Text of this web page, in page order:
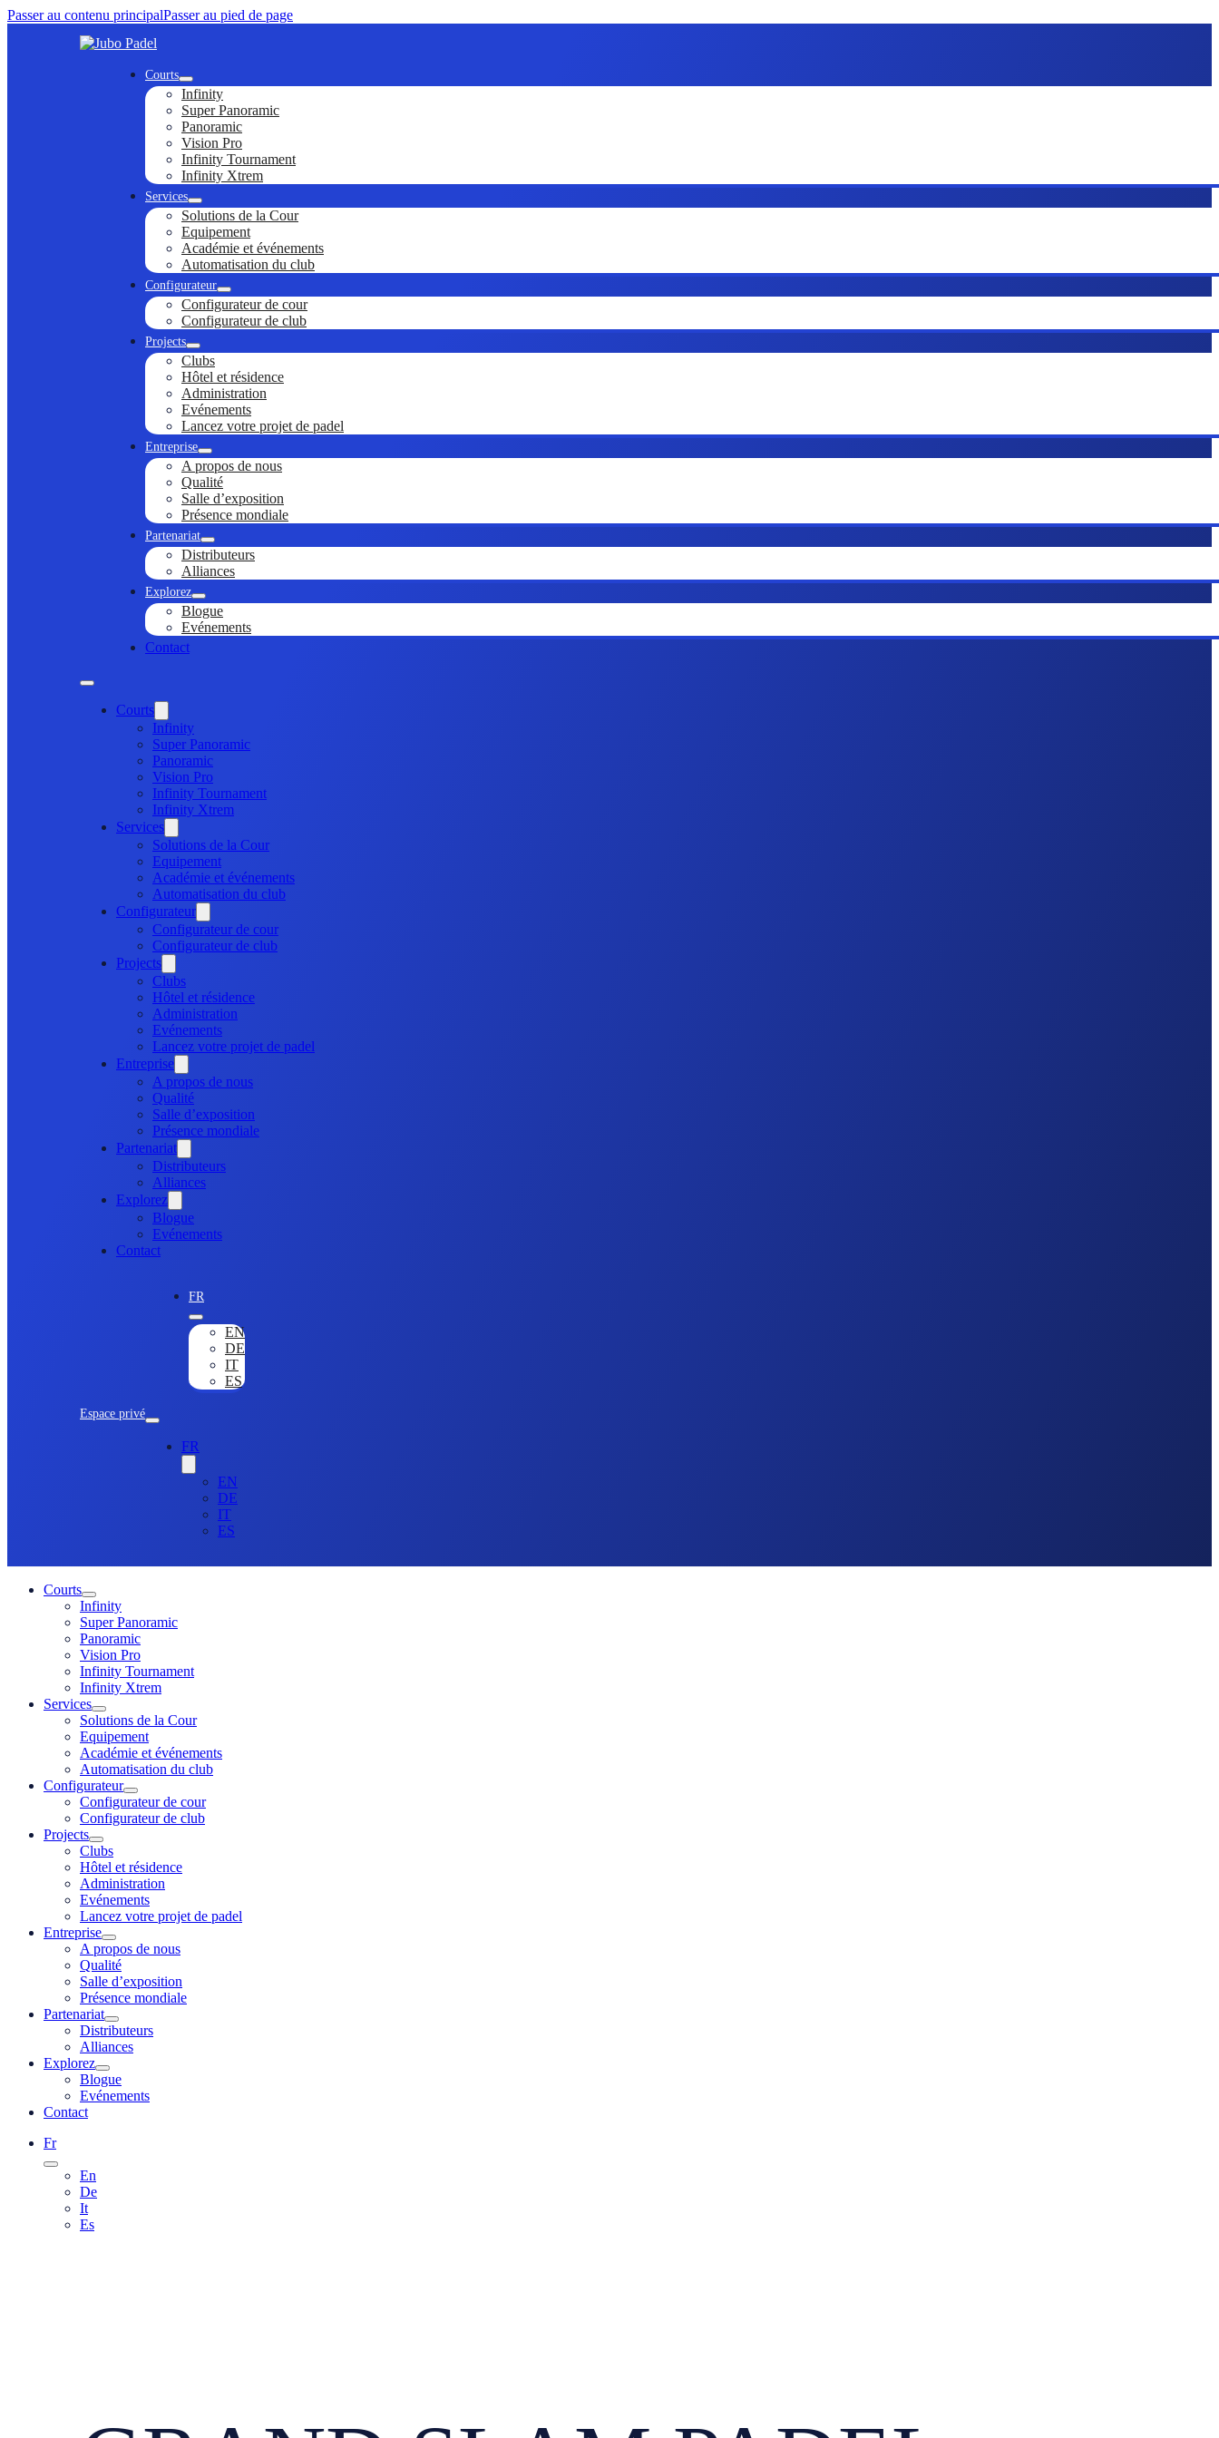
Passer au contenu principalPasser au pied de page
Courts
Infinity
Super Panoramic
Panoramic
Vision Pro
Infinity Tournament
Infinity Xtrem
Services
Solutions de la Cour
Equipement
Académie et événements
Automatisation du club
Configurateur
Configurateur de cour
Configurateur de club
Projects
Clubs
Hôtel et résidence
Administration
Evénements
Lancez votre projet de padel
Entreprise
A propos de nous
Qualité
Salle d’exposition
Présence mondiale
Partenariat
Distributeurs
Alliances
Explorez
Blogue
Evénements
Contact
Courts
Infinity
Super Panoramic
Panoramic
Vision Pro
Infinity Tournament
Infinity Xtrem
Services
Solutions de la Cour
Equipement
Académie et événements
Automatisation du club
Configurateur
Configurateur de cour
Configurateur de club
Projects
Clubs
Hôtel et résidence
Administration
Evénements
Lancez votre projet de padel
Entreprise
A propos de nous
Qualité
Salle d’exposition
Présence mondiale
Partenariat
Distributeurs
Alliances
Explorez
Blogue
Evénements
Contact
Espace privé
FR
EN
DE
IT
ES
FR
EN
DE
IT
ES
Courts
Infinity
Super Panoramic
Panoramic
Vision Pro
Infinity Tournament
Infinity Xtrem
Services
Solutions de la Cour
Equipement
Académie et événements
Automatisation du club
Configurateur
Configurateur de cour
Configurateur de club
Projects
Clubs
Hôtel et résidence
Administration
Evénements
Lancez votre projet de padel
Entreprise
A propos de nous
Qualité
Salle d’exposition
Présence mondiale
Partenariat
Distributeurs
Alliances
Explorez
Blogue
Evénements
Contact
Fr
En
De
It
Es